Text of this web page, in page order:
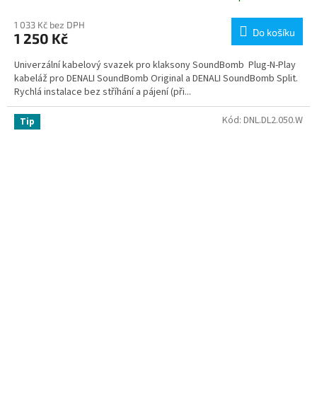
1 033 Kč bez DPH
1 250 Kč Do košíku
Univerzální kabelový svazek pro klaksony SoundBomb Plug‑N‑Play
kabeláž pro DENALI SoundBomb Original a DENALI SoundBomb Split.
Rychlá instalace bez stříhání a pájení (při...
Tip Kód: DNL.DL2.050.W